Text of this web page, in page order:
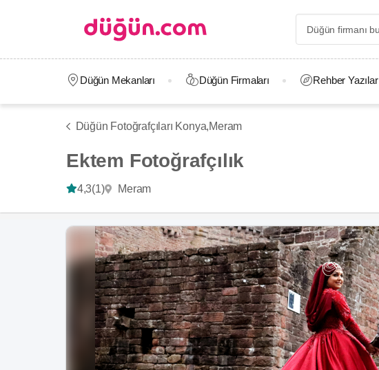
Düğün Mekanları Düğün Firmaları Rehber Yazılar
Düğün Fotoğrafçıları Konya,Meram
Ektem Fotoğrafçılık
4,3(1) Meram